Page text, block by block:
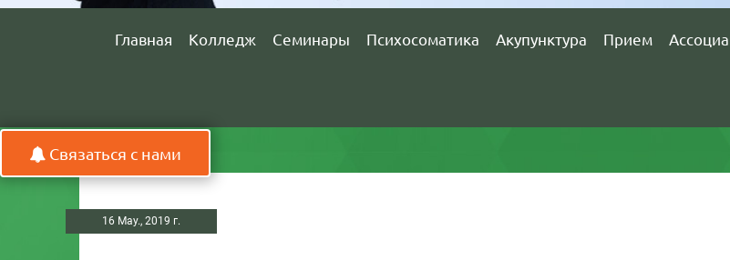
Главная Колледж Семинары Психосоматика Акупунктура Прием
16 May., 2019 г.
Связаться с нами